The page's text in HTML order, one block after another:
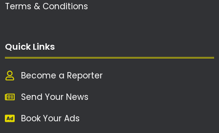
Terms & Conditions
Quick Links
Become a Reporter
Send Your News
Book Your Ads